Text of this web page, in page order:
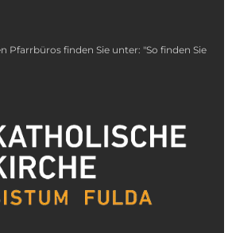
Pfarrbüros finden Sie unter: "So finden Sie